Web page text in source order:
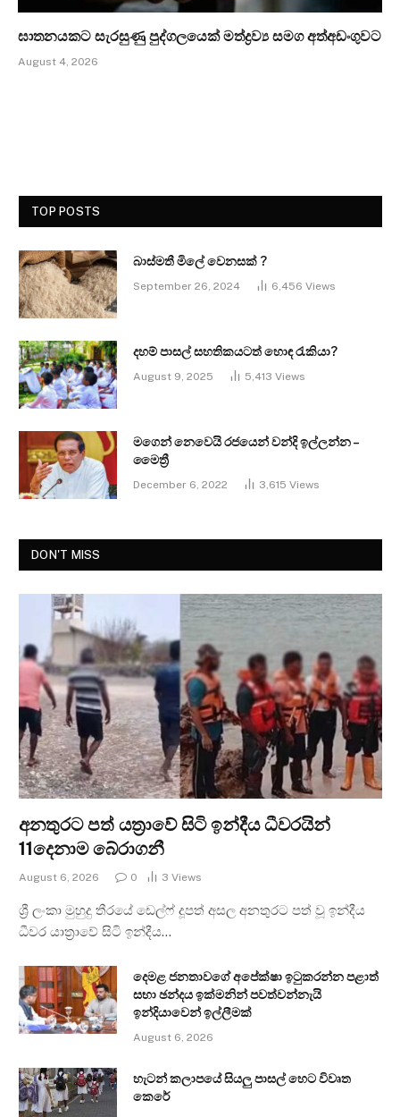
ඝාතනයකට සැරසුණු පුද්ගලයෙක් මත්ද්‍රව්‍ය සමග අත්අඩංගුවට
August 4, 2026
TOP POSTS
බාස්මතී මිලේ වෙනසක් ?
September 26, 2024 6,456 Views
දහම් පාසල් සහතිකයටත් හොඳ රැකියා?
August 9, 2025 5,413 Views
මගෙන් නෙවෙයි රජයෙන් වන්දි ඉල්ලන්න –
මෛත්‍රී
December 6, 2022 3,615 Views
DON'T MISS
අනතුරට පත් යත්‍රාවේ සිටි ඉන්දීය ධීවරයින්
11දෙනාම බේරාගනී
August 6, 2026 0 3 Views
ශ්‍රී ලංකා මුහුදු තීරයේ ඩෙල්ෆ් දූපත් අසල අනතුරට පත් වූ ඉන්දීය
ධීවර යාත්‍රාවේ සිටි ඉන්දීය…
දෙමළ ජනතාවගේ අපේක්ෂා ඉටුකරන්න පළාත්
සභා ඡන්දය ඉක්මනින් පවත්වන්නැයි
ඉන්දියාවෙන් ඉල්ලීමක්
August 6, 2026
හැටන් කලාපයේ සියලු පාසල් හෙට විවෘත
කෙරේ